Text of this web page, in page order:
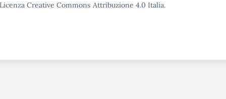
Creative Commons Attribuzione 4.0 Italia.